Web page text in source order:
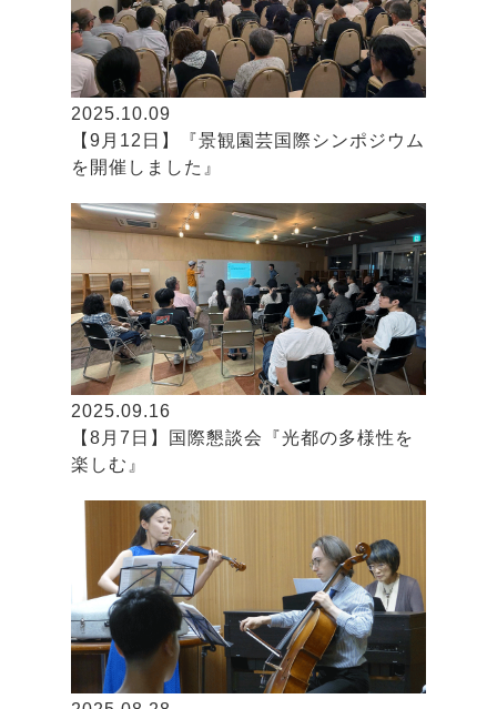
2025.10.09
【9月12日】『景観園芸国際シンポジウム
を開催しました』
2025.09.16
【8月7日】国際懇談会『光都の多様性を
楽しむ』